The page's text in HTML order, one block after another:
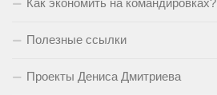
Полезные ссылки
Проекты Дениса Дмитриева